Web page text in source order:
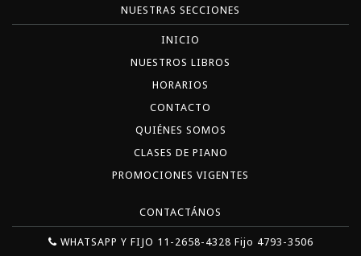
NUESTRAS SECCIONES
INICIO
NUESTROS LIBROS
HORARIOS
CONTACTO
QUIÉNES SOMOS
CLASES DE PIANO
PROMOCIONES VIGENTES
CONTACTÁNOS
WHATSAPP Y FIJO 11-2658-4328 Fijo 4793-3506